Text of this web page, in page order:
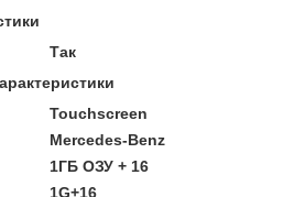
Так
Touchscreen
Mercedes-Benz
1ГБ ОЗУ + 16
1G+16